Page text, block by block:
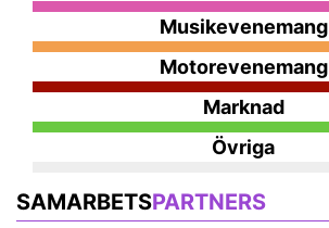
Musikevenemang
Motorevenemang
Marknad
Övriga
SAMARBETSPARTNERS